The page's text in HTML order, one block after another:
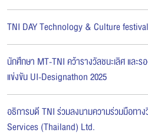
TNI DAY Technology & Culture
นักศึกษา MT-TNI คว้ารางวัลชนะเลิศ และร
แข่งขัน UI-Designathon 2025
อธิการบดี TNI ร่วมลงนามความร่วมมือทา
Services (Thailand) Ltd.